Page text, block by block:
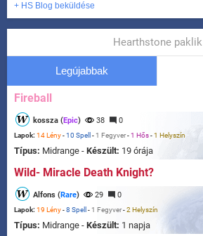
+ HS Blog beküldése
Hearthstone paklik
Legújabbak
Fireball
kossza (Epic) 38 0
Lapok: 14 Lény-10 Spell - 1 Fegyver-1 Hős-1 Helyszín
Típus: Midrange - Készült: 19 órája
Wild- Miracle Death Knight?
Alfons (Rare) 29 0
Lapok: 19 Lény-8 Spell - 1 Fegyver-2 Helyszín
Típus: Midrange - Készült: 1 napja